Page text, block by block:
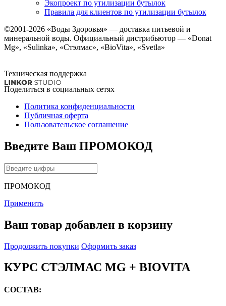
Экопроект по утилизации бутылок
Правила для клиентов по утилизации бутылок
©2001-2026 «Воды Здоровья» — доставка питьевой и
минеральной воды. Официальный дистрибьютор — «Donat
Mg», «Sulinka», «Стэлмас», «BioVita», «Svetla»
Техническая поддержка
Поделиться в социальных сетях
Политика конфиденциальности
Публичная оферта
Пользовательское соглашение
Введите Ваш ПРОМОКОД
ПРОМОКОД
Применить
Ваш товар добавлен в корзину
Продолжить покупки Оформить заказ
КУРС СТЭЛМАС MG + BIOVITA
СОСТАВ: